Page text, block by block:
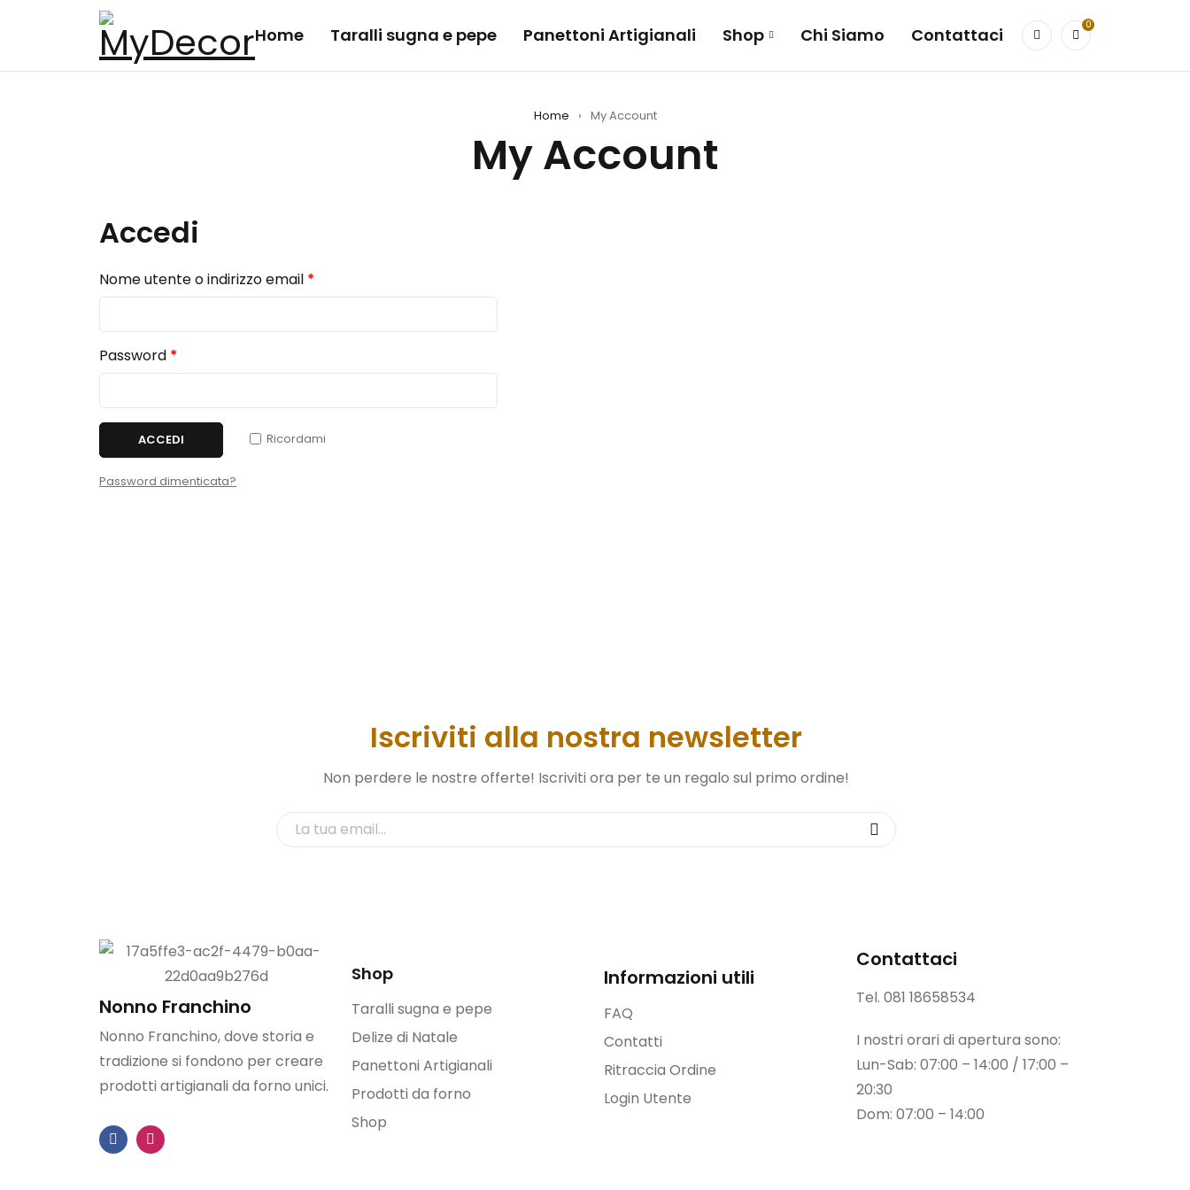
Home Taralli sugna e pepe Panettoni Artigianali Shop Chi Siamo Contattaci 0
Home › My Account
My Account
Accedi
Nome utente o indirizzo email *
Password *
Ricordami
ACCEDI
Password dimenticata?
Iscriviti alla nostra newsletter
Non perdere le nostre offerte! Iscriviti ora per te un regalo sul primo ordine!
Nonno Franchino
Nonno Franchino, dove storia e
tradizione si fondono per creare
prodotti artigianali da forno unici.
Shop
Taralli sugna e pepe
Delize di Natale
Panettoni Artigianali
Prodotti da forno
Shop
Informazioni utili
FAQ
Contatti
Ritraccia Ordine
Login Utente
Contattaci
Tel. 081 18658534
I nostri orari di apertura sono:
Lun-Sab: 07:00 – 14:00 / 17:00 –
20:30
Dom: 07:00 – 14:00